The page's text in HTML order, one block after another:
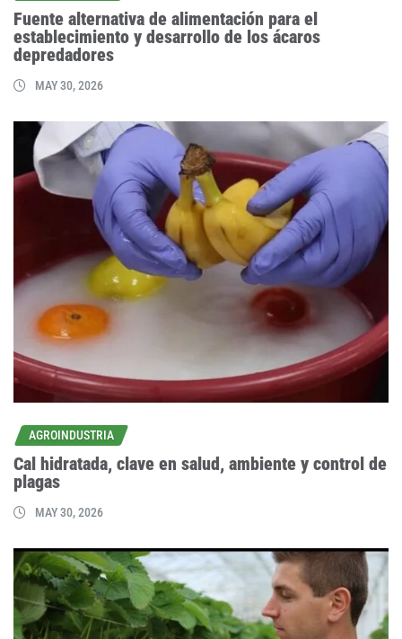
Fuente alternativa de alimentación para el
establecimiento y desarrollo de los ácaros
depredadores
MAY 30, 2026
AGROINDUSTRIA
Cal hidratada, clave en salud, ambiente y control de
plagas
MAY 30, 2026